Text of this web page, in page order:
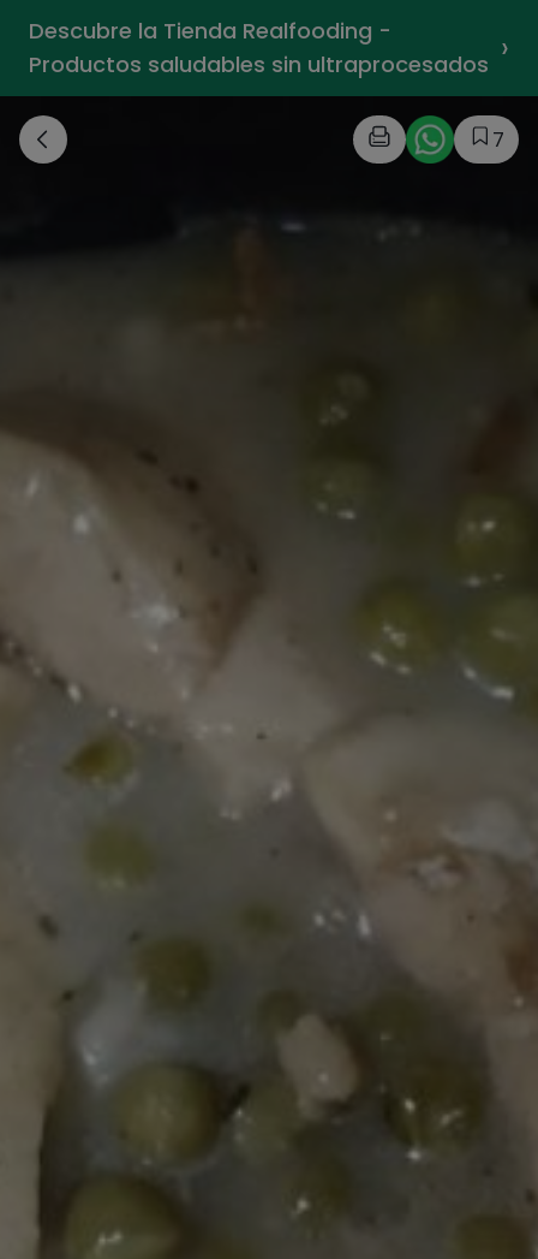
Descubre la Tienda Realfooding -
Productos saludables sin ultraprocesados ›
7